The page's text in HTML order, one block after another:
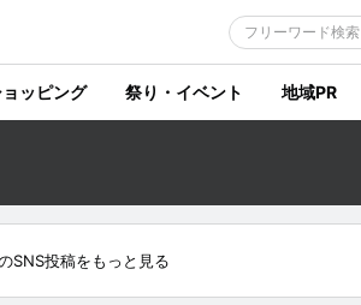
フリーワード検索
ョッピング 祭り・イベント 地域PR
SNS投稿をもっと見る